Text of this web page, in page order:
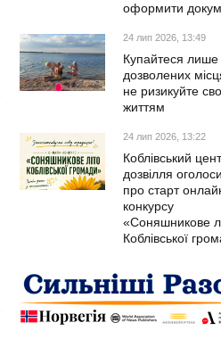
оформити
24 лип 2026, 13:49
Купайтеся лише
дозволених
не ризикуйте
життям
24 лип 2026, 13:22
Коблівський
дозвілля
про старт
конкурсу
«Соняшникове
Коблівської